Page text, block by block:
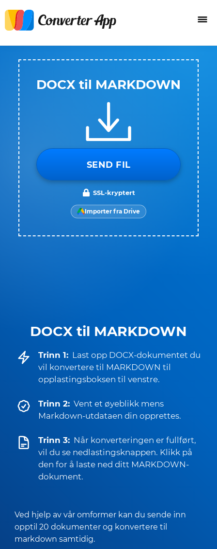
DOCX til MARKDOWN
Trinn 1: Last opp DOCX-dokumentet du
vil konvertere til MARKDOWN til
opplastingsboksen til venstre.
Trinn 2: Vent et øyeblikk mens
Markdown-utdataen din opprettes.
Trinn 3: Når konverteringen er fullført,
vil du se nedlastingsknappen. Klikk på
den for å laste ned ditt MARKDOWN-
dokument.
Ved hjelp av vår omformer kan du sende inn
opptil 20 dokumenter og konvertere til
markdown samtidig.
DOCX til MARKDOWN
SEND FIL
SSL-kryptert
Importer fra Drive